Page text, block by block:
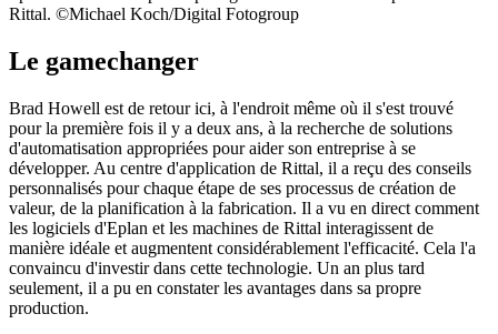
Rittal. ©Michael Koch/Digital Fotogroup
Le gamechanger
Brad Howell est de retour ici, à l'endroit même où il s'est trouvé
pour la première fois il y a deux ans, à la recherche de solutions
d'automatisation appropriées pour aider son entreprise à se
développer. Au centre d'application de Rittal, il a reçu des conseils
personnalisés pour chaque étape de ses processus de création de
valeur, de la planification à la fabrication. Il a vu en direct comment
les logiciels d'Eplan et les machines de Rittal interagissent de
manière idéale et augmentent considérablement l'efficacité. Cela l'a
convaincu d'investir dans cette technologie. Un an plus tard
seulement, il a pu en constater les avantages dans sa propre
production.